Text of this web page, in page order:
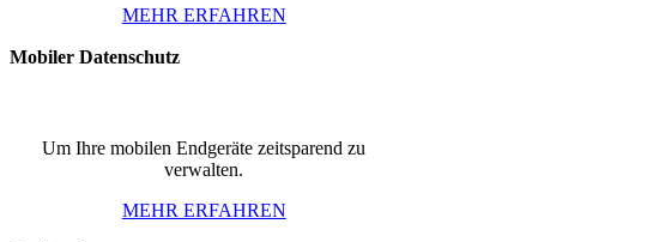
MEHR ERFAHREN
Mobiler Datenschutz
Um Ihre mobilen Endgeräte zeitsparend zu
verwalten.
MEHR ERFAHREN